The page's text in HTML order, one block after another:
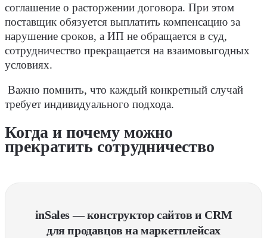
соглашение о расторжении договора. При этом
поставщик обязуется выплатить компенсацию за
нарушение сроков, а ИП не обращается в суд,
сотрудничество прекращается на взаимовыгодных
условиях.
Важно помнить, что каждый конкретный случай
требует индивидуального подхода.
Когда и почему можно
прекратить сотрудничество
inSales — конструктор сайтов и CRM
для продавцов на маркетплейсах